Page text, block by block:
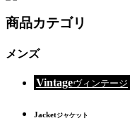
商品カテゴリ
メンズ
Vintageヴィンテージ
Jacketジャケット